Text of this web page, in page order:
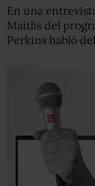
En una
Maitlis del
Perkins habló